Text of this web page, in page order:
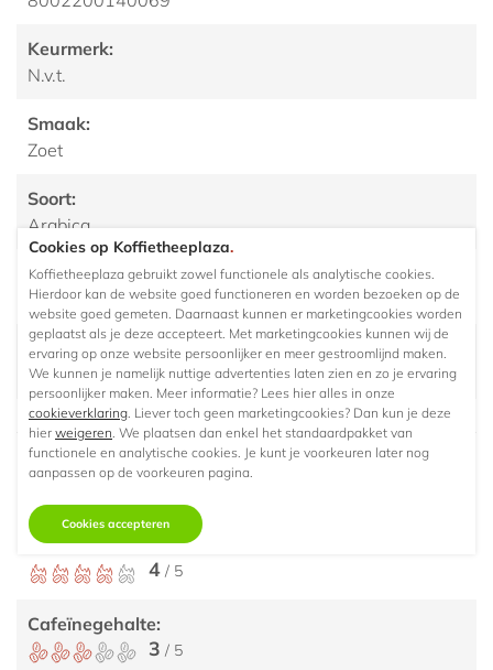
Keurmerk:
N.v.t.
Smaak:
Zoet
Soort:
Arabica
Herkomst/ land:
Onbekend
Branding:
Medium
Eigenschappen
Koffiesterkte:
4 / 5
Cafeïnegehalte:
3 / 5
Cookies op Koffietheeplaza.
Koffietheeplaza gebruikt zowel functionele als analytische cookies.
Hierdoor kan de website goed functioneren en worden bezoeken op de
website goed gemeten. Daarnaast kunnen er marketingcookies worden
geplaatst als je deze accepteert. Met marketingcookies kunnen wij de
ervaring op onze website persoonlijker en meer gestroomlijnd maken.
We kunnen je namelijk nuttige advertenties laten zien en zo je ervaring
persoonlijker maken. Meer informatie? Lees hier alles in onze
cookieverklaring. Liever toch geen marketingcookies? Dan kun je deze
hier weigeren. We plaatsen dan enkel het standaardpakket van
functionele en analytische cookies. Je kunt je voorkeuren later nog
aanpassen op de voorkeuren pagina.
Cookies accepteren